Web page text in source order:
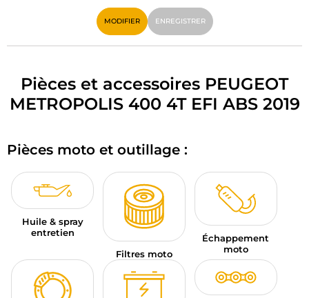
AIRBAG MOTO
ACCESSOIRES MOTO
PNEUS MOTO
SPORTSWEAR
BONS PLANS ET PROMO
CARTES CADEAUX
FR | EUR € — MODIFIER
MODIFIER ENREGISTRER
Pièces et accessoires PEUGEOT
METROPOLIS 400 4T EFI ABS 2019
Pièces moto et outillage :
Huile & spray
entretien
Filtres moto
Échappement
moto